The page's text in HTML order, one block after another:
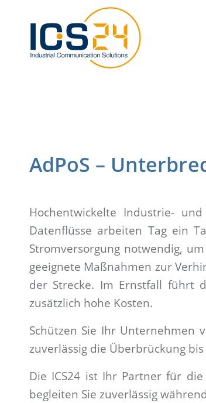
AdPoS –
Hochentwickelte Industrie-
Datenflüsse arbeiten Tag ein
Stromversorgung notwendig,
geeignete Maßnahmen zur
der Strecke. Im Ernstfall führt
zusätzlich hohe Kosten.
Schützen Sie Ihr Unternehmen
zuverlässig die Überbrückung
Die ICS24 ist Ihr Partner für
begleiten Sie zuverlässig